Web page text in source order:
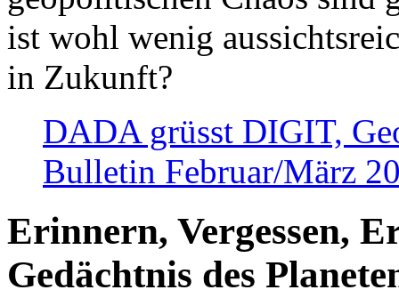
ist wohl wenig
in Zukunft?
DADA grüsst DIGIT,
Bulletin Februar/März
Erinnern, Vergessen,
Gedächtnis des